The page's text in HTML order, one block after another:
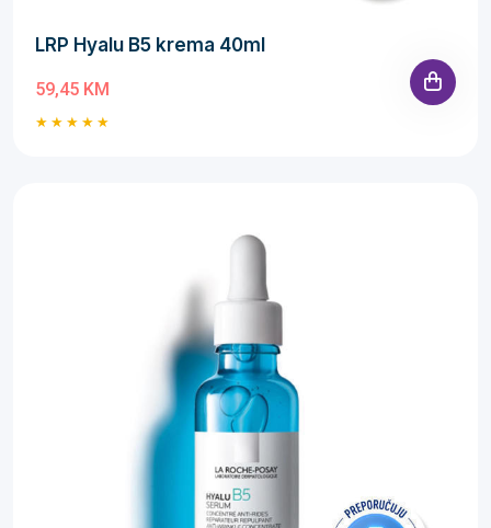
LRP Hyalu B5 krema 40ml
59,45 KM